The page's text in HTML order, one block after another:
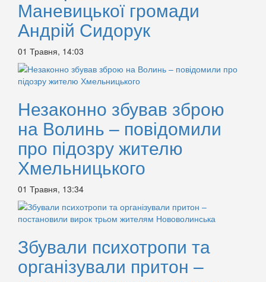
Маневицької громади
Андрій Сидорук
01 Травня, 14:03
Незаконно збував зброю
на Волинь – повідомили
про підозру жителю
Хмельницького
01 Травня, 13:34
Збували психотропи та
організували притон –